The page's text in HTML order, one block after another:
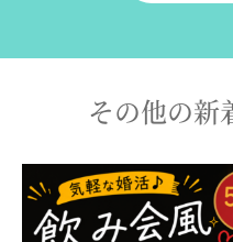
その他の新